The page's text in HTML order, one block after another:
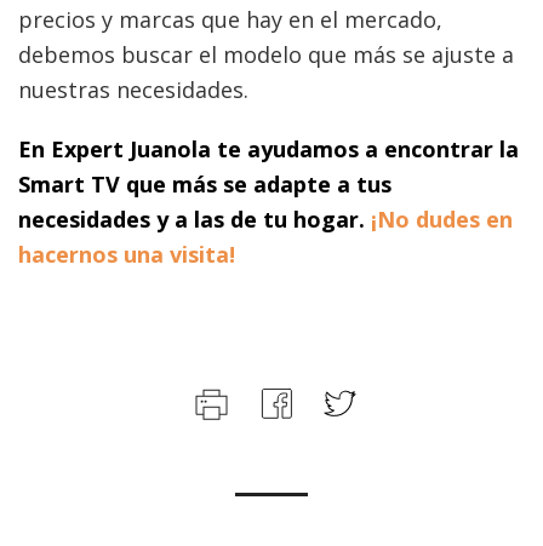
precios y marcas que hay en el mercado,
debemos buscar el modelo que más se ajuste a
nuestras necesidades.
En Expert Juanola te ayudamos a encontrar la
Smart TV que más se adapte a tus
necesidades y a las de tu hogar. ¡No dudes en
hacernos una visita!